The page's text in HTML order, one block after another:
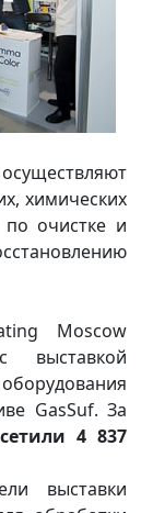
химических
очистке и
Moscow
GasSuf. За
4 837
выставки